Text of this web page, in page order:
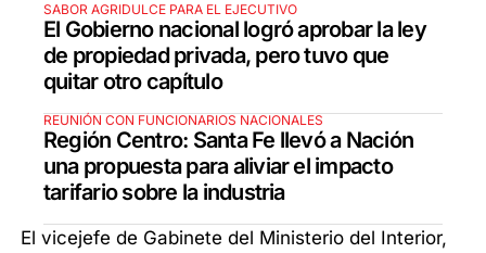
SABOR AGRIDULCE PARA EL EJECUTIVO
El Gobierno nacional logró aprobar la ley
de propiedad privada, pero tuvo que
quitar otro capítulo
REUNIÓN CON FUNCIONARIOS NACIONALES
Región Centro: Santa Fe llevó a Nación
una propuesta para aliviar el impacto
tarifario sobre la industria
El vicejefe de Gabinete del Ministerio del Interior,